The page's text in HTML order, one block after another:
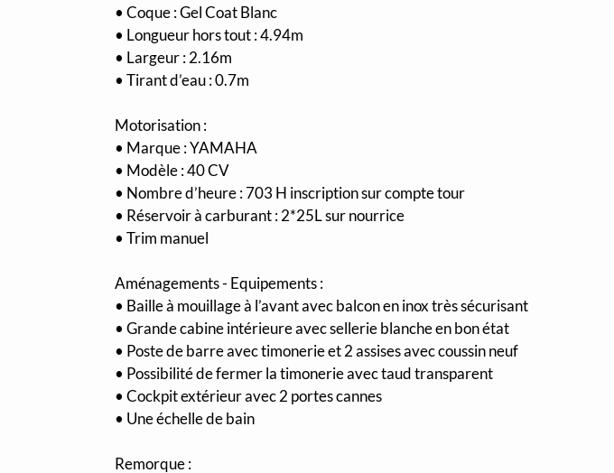
• Coque : Gel Coat Blanc
• Longueur hors tout : 4.94m
• Largeur : 2.16m
• Tirant d’eau : 0.7m
Motorisation :
• Marque : YAMAHA
• Modèle : 40 CV
• Nombre d’heure : 703 H inscription sur compte tour
• Réservoir à carburant : 2*25L sur nourrice
• Trim manuel
Aménagements - Equipements :
• Baille à mouillage à l’avant avec balcon en inox très sécurisant
• Grande cabine intérieure avec sellerie blanche en bon état
• Poste de barre avec timonerie et 2 assises avec coussin neuf
• Possibilité de fermer la timonerie avec taud transparent
• Cockpit extérieur avec 2 portes cannes
• Une échelle de bain
Remorque :